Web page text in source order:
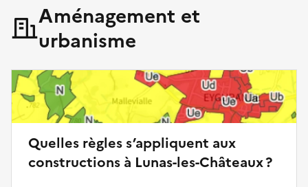
Aménagement et
urbanisme
Quelles règles s’appliquent aux
constructions à Lunas-les-Châteaux ?